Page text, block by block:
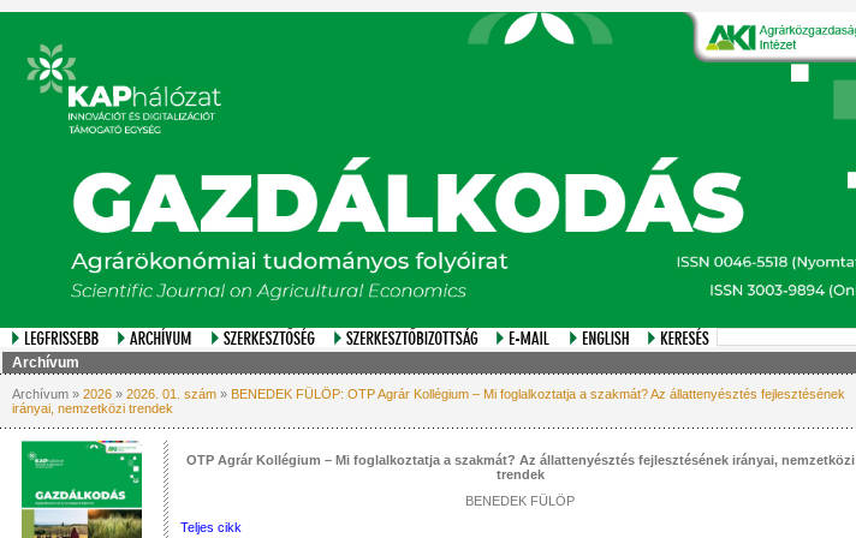
Archívum
Archívum » 2026 » 2026. 01. szám » BENEDEK FÜLÖP: OTP Agrár Kollégium – Mi foglalkoztatja a szakmát? Az állattenyésztés fejlesztésének
irányai, nemzetközi trendek
OTP Agrár Kollégium – Mi foglalkoztatja a szakmát? Az állattenyésztés fejlesztésének irányai, nemzetközi
trendek
BENEDEK FÜLÖP
Teljes cikk